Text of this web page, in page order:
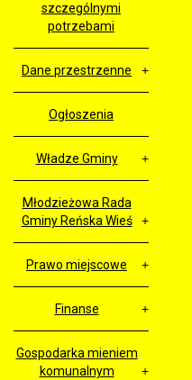
szczególnymi
potrzebami
Dane przestrzenne
Ogłoszenia
Władze Gminy
Młodzieżowa Rada
Gminy Reńska Wieś
Prawo miejscowe
Finanse
Gospodarka mieniem
komunalnym